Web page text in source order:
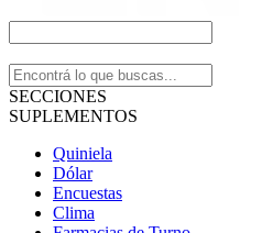
SECCIONES
SUPLEMENTOS
Quiniela
Dólar
Encuestas
Clima